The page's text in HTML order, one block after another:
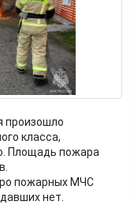
произошло
класса,
Площадь пожара
пожарных МЧС
нет.